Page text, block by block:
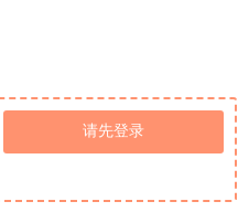
请先登录